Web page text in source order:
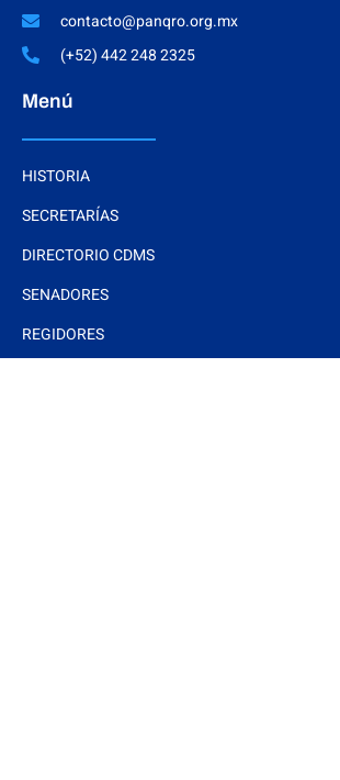
contacto@panqro.org.mx
(+52) 442 248 2325
Menú
HISTORIA
SECRETARÍAS
DIRECTORIO CDMS
SENADORES
REGIDORES